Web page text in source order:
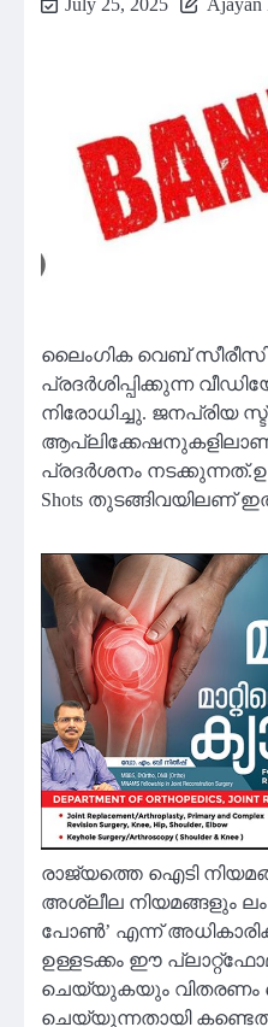
July 25, 2025 Ajayan
ലൈംഗിക വെബ്
പ്രദർശിപ്പിക്കുന്ന
നിരോധിച്ചു. ജനപ്രിയ
പ്രദർശനം
Shots തുടങ്ങിവയിലണ്
രാജ്യത്തെ ഐടി
അശ്ലീല നിയമങ്ങളും
പോൺ’ എന്ന്
ഉള്ളടക്കം ഈ
ചെയ്യുകയും
ചെയ്യുന്നതായി